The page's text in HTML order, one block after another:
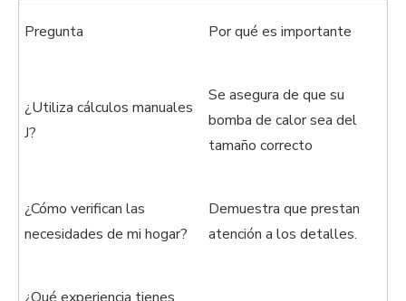
Pregunta Por qué es importante
¿Utiliza cálculos manuales
J?
Se asegura de que su
bomba de calor sea del
tamaño correcto
¿Cómo verifican las
necesidades de mi hogar?
Demuestra que prestan
atención a los detalles.